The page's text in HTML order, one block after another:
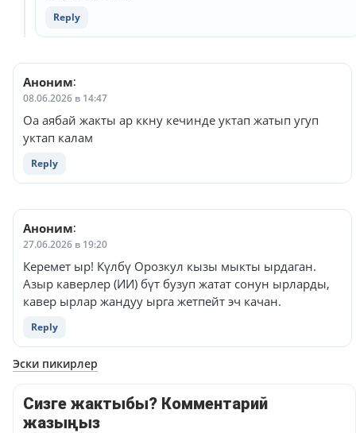
Reply
Аноним:
08.06.2026 в 14:47
Оа аябай жакты ар ккну кечинде уктап жатып угуп
уктап калам
Reply
Аноним:
27.06.2026 в 19:20
Керемет ыр! Күлбү Орозкул кызы мыкты ырдаган.
Азыр каверлер (ИИ) бүт бузуп жатат сонун ырларды,
кавер ырлар жандуу ырга жетпейт эч качан.
Reply
Навигация
комментариям
Эски пикирлер
Сизге жактыбы? Комментарий
жазыңыз